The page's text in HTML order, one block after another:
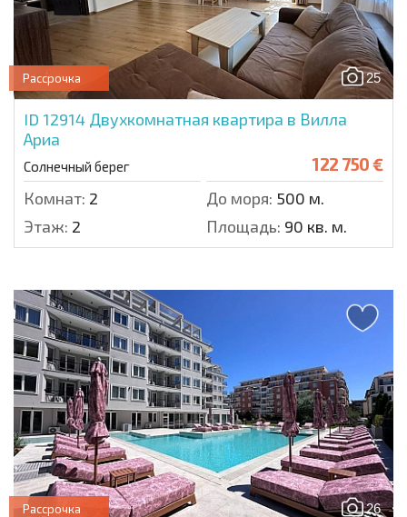
25
Рассрочка
ID 12914 Двухкомнатная квартира в Вилла
Ариа
Солнечный берег 122 750 €
Комнат: 2 До моря: 500 м.
Этаж: 2 Площадь: 90 кв. м.
26
Рассрочка